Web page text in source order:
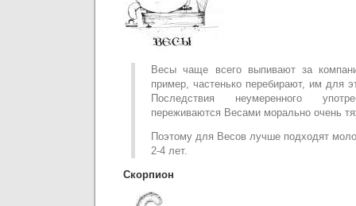
Весы чаще всего выпивают за
пример, частенько перебирают, им для
Последствия неумеренного
переживаются Весами морально очень
Поэтому для Весов лучше подходят
2-4 лет.
Скорпион